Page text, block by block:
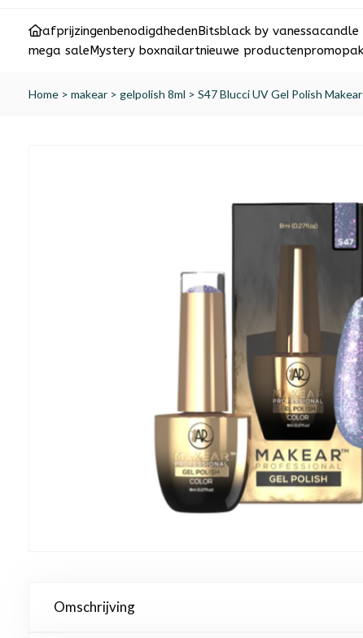
afprijzingenbenodigdhedenBitsblack by vanessacandle
mega saleMystery boxnailartnieuwe producten
Home > makear > gelpolish 8ml > S47 Blucci UV Gel Polish Makear
Omschrijving